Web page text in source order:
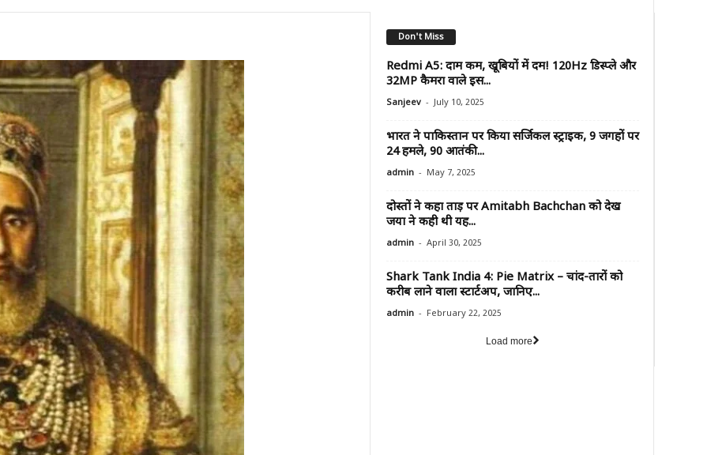
Don't Miss
Redmi A5: दाम कम, खूबियों में दम! 120Hz डिस्प्ले और
32MP कैमरा वाले इस...
Sanjeev - July 10, 2025
भारत ने पाकिस्तान पर किया सर्जिकल स्ट्राइक, 9 जगहों पर
24 हमले, 90 आतंकी...
admin - May 7, 2025
दोस्तों ने कहा ताड़ पर Amitabh Bachchan को देख
जया ने कही थी यह...
admin - April 30, 2025
Shark Tank India 4: Pie Matrix – चांद-तारों को
करीब लाने वाला स्टार्टअप, जानिए...
admin - February 22, 2025
Load more